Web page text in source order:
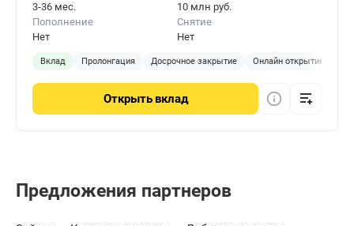
3-36 мес.
10 млн руб.
Пополнение
Нет
Снятие
Нет
Вклад Пролонгация Досрочное закрытие Онлайн открытие
Открыть вклад
Предложения партнеров